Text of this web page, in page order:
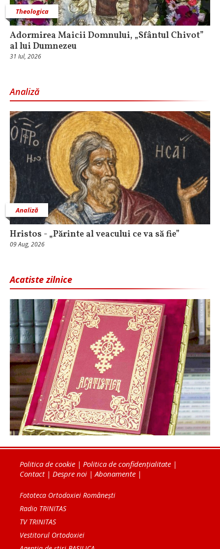
Theologica
Adormirea Maicii Domnului, „Sfântul Chivot”
al lui Dumnezeu
31 Iul, 2026
Analiză
Analiză
Hristos - „Părinte al veacului ce va să fie”
09 Aug, 2026
Acatiste zilnice
Politica de cookie | Politica de confidențialitate |
Contact| Despre noi | Abonamente |
Fototeca Ortodoxiei Românești
Radio TRINITAS
TV TRINITAS
Vestitorul Ortodoxiei